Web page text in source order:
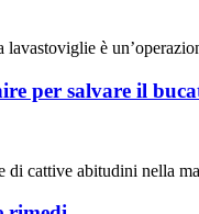
è
per salvare il
di cattive abitudini nella